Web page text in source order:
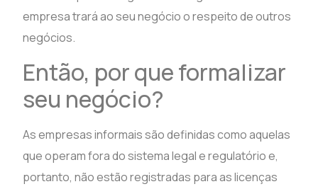
empresa trará ao seu negócio o respeito de outros
negócios.
Então, por que formalizar
seu negócio?
As empresas informais são definidas como aquelas
que operam fora do sistema legal e regulatório e,
portanto, não estão registradas para as licenças